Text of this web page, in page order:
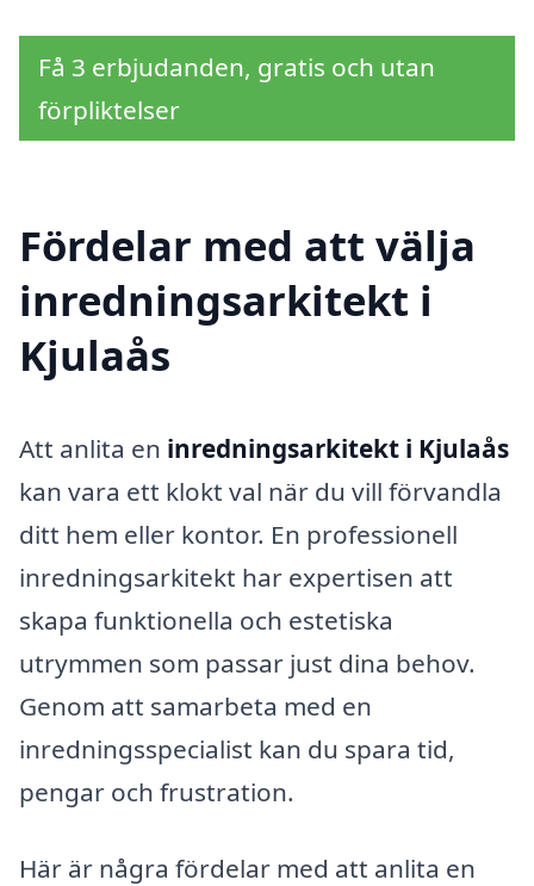
Få 3 erbjudanden, gratis och utan
förpliktelser
Fördelar med att välja
inredningsarkitekt i
Kjulaås
Att anlita en inredningsarkitekt i Kjulaås
kan vara ett klokt val när du vill förvandla
ditt hem eller kontor. En professionell
inredningsarkitekt har expertisen att
skapa funktionella och estetiska
utrymmen som passar just dina behov.
Genom att samarbeta med en
inredningsspecialist kan du spara tid,
pengar och frustration.
Här är några fördelar med att anlita en